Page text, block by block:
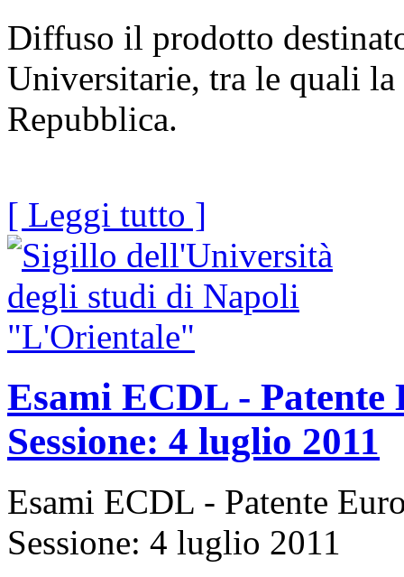
Diffuso il prodotto
Universitarie, tra le quali la
Repubblica.
[ Leggi tutto ]
Esami ECDL - Patente
Sessione: 4 luglio 2011
Esami ECDL - Patente
Sessione: 4 luglio 2011